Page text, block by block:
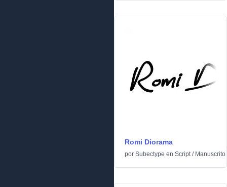
Romi Diorama
por Subectype en Script/ Manuscrito